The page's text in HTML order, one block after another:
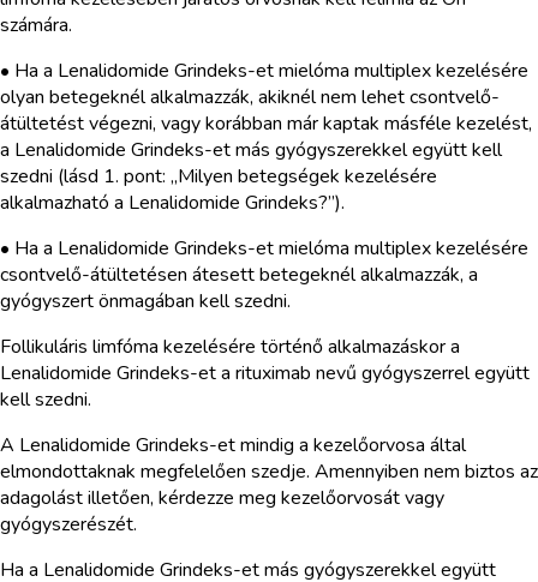
számára.
• Ha a Lenalidomide Grindeks-et mielóma multiplex kezelésére
olyan betegeknél alkalmazzák, akiknél nem lehet csontvelő-
átültetést végezni, vagy korábban már kaptak másféle kezelést,
a Lenalidomide Grindeks-et más gyógyszerekkel együtt kell
szedni (lásd 1. pont: „Milyen betegségek kezelésére
alkalmazható a Lenalidomide Grindeks?”).
• Ha a Lenalidomide Grindeks-et mielóma multiplex kezelésére
csontvelő-átültetésen átesett betegeknél alkalmazzák, a
gyógyszert önmagában kell szedni.
Follikuláris limfóma kezelésére történő alkalmazáskor a
Lenalidomide Grindeks-et a rituximab nevű gyógyszerrel együtt
kell szedni.
A Lenalidomide Grindeks-et mindig a kezelőorvosa által
elmondottaknak megfelelően szedje. Amennyiben nem biztos az
adagolást illetően, kérdezze meg kezelőorvosát vagy
gyógyszerészét.
Ha a Lenalidomide Grindeks-et más gyógyszerekkel együtt